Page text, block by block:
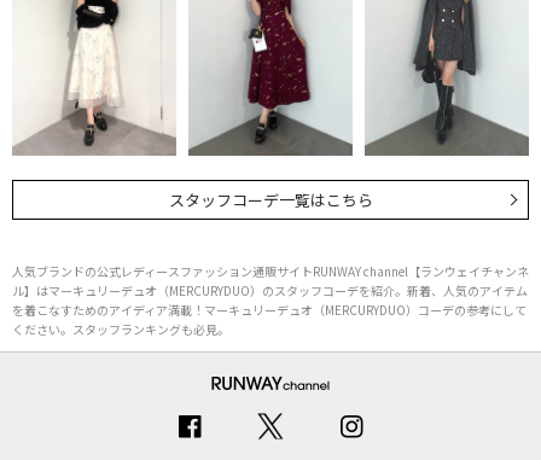
スタッフコーデ一覧はこちら
人気ブランドの公式レディースファッション通販サイトRUNWAY channel【ランウェイチャンネ
ル】はマーキュリーデュオ（MERCURYDUO）のスタッフコーデを紹介。新着、人気のアイテム
を着こなすためのアイディア満載！マーキュリーデュオ（MERCURYDUO）コーデの参考にして
ください。スタッフランキングも必見。